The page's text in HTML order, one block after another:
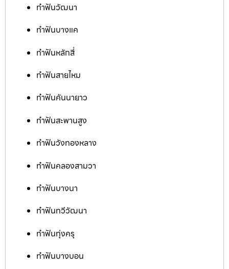
ทำฟันวัฒนา
ทำฟันบางแค
ทำฟันหลักสี่
ทำฟันสายไหม
ทำฟันคันนายาว
ทำฟันสะพานสูง
ทำฟันวังทองหลาง
ทำฟันคลองสามวา
ทำฟันบางนา
ทำฟันทวีวัฒนา
ทำฟันทุ่งครุ
ทำฟันบางบอน